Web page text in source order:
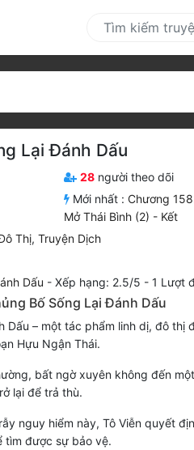
Lại Đánh Dấu
28 người theo dõi
Mới nhất :Chương
Mở Thái Bình (2) - Kết
Thị, Truyện Dịch
Dấu - Xếp hạng: 2.5/5 - 1 Lượt
Bố Sống Lại Đánh Dấu
Dấu – một tác phẩm linh dị, đô thị
Hựu Ngận Thái.
bất ngờ xuyên không đến
lại để trả thù.
nguy hiểm này, Tô Viễn quyết
tìm được sự bảo vệ.